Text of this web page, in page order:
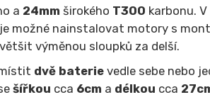
a 24mm širokého T300 karbonu.
možné nainstalovat motory s
výměnou sloupků za delší.
dvě baterie vedle sebe nebo
šířkou cca 6cm a délkou cca